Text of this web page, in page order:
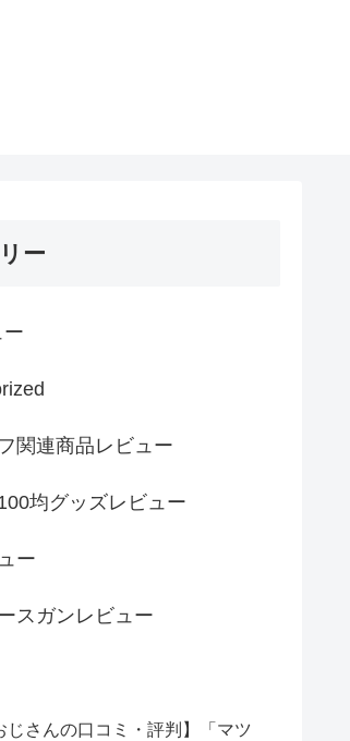
ー
関連商品レビュー
均グッズレビュー
ー
スガンレビュー
じさんの口コミ・評判】「マツ